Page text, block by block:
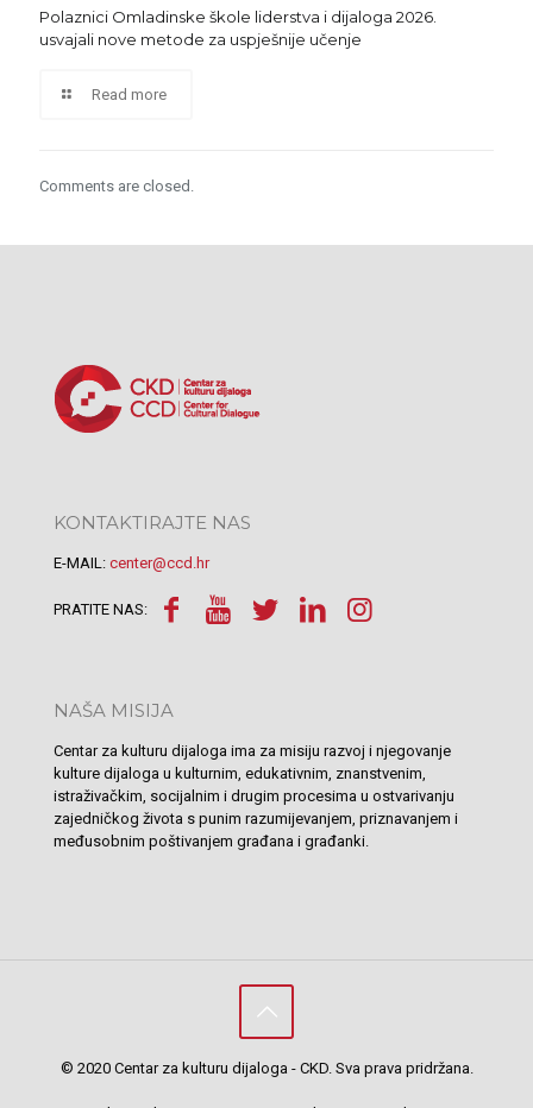
Polaznici Omladinske škole liderstva i dijaloga 2026.
usvajali nove metode za uspješnije učenje
Read more
Comments are closed.
KONTAKTIRAJTE NAS
E-MAIL: center@ccd.hr
PRATITE NAS:
NAŠA MISIJA
Centar za kulturu dijaloga ima za misiju razvoj i njegovanje
kulture dijaloga u kulturnim, edukativnim, znanstvenim,
istraživačkim, socijalnim i drugim procesima u ostvarivanju
zajedničkog života s punim razumijevanjem, priznavanjem i
međusobnim poštivanjem građana i građanki.
© 2020 Centar za kulturu dijaloga - CKD. Sva prava pridržana.